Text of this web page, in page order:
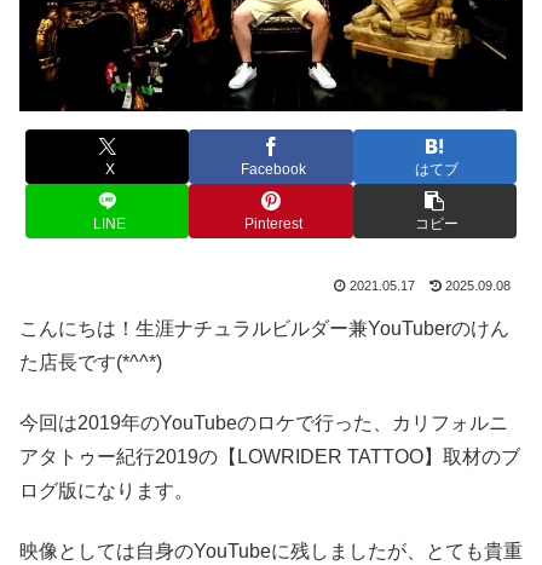
X Facebook はてブ
LINE Pinterest コピー
2021.05.17 2025.09.08
こんにちは！生涯ナチュラルビルダー兼YouTuberのけん
た店長です(*^^*)
今回は2019年のYouTubeのロケで行った、カリフォルニ
アタトゥー紀行2019の【LOWRIDER TATTOO】取材のブ
ログ版になります。
映像としては自身のYouTubeに残しましたが、とても貴重